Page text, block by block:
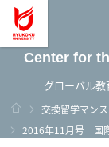
Center for
グローバル
ホーム
交換留学マン
2016年11月号 国